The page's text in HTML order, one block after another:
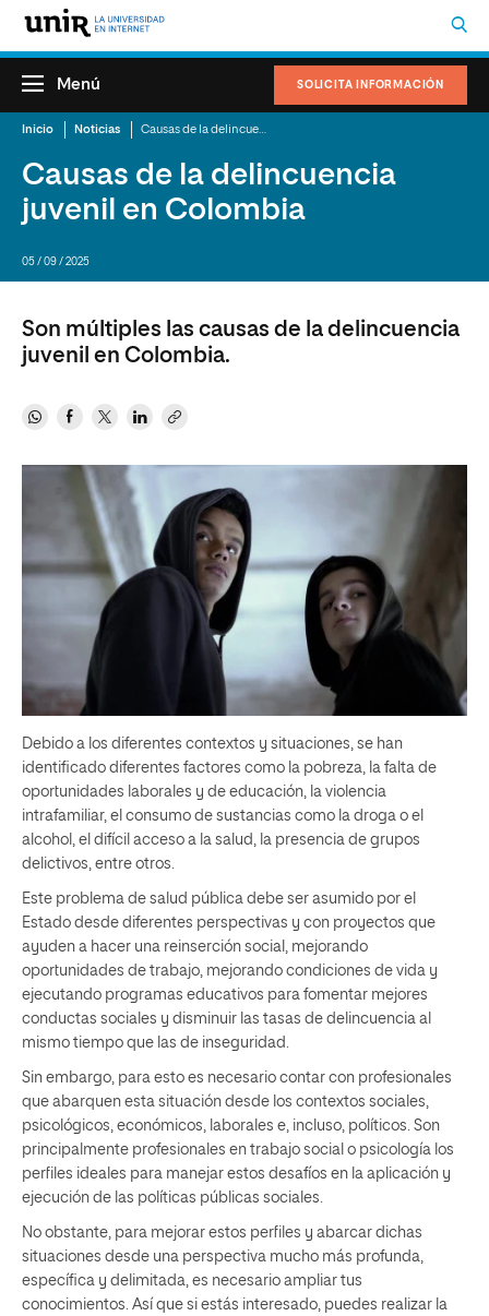
SOLICITA INFORMACIÓN
Menú
Inicio Noticias
Causas de la delincuencia
juvenil en Colombia
05 / 09 / 2025
Son múltiples las causas de la delincuencia
juvenil en Colombia.
Debido a los diferentes contextos y situaciones, se han
identificado diferentes factores como la pobreza, la falta de
oportunidades laborales y de educación, la violencia
intrafamiliar, el consumo de sustancias como la droga o el
alcohol, el difícil acceso a la salud, la presencia de grupos
delictivos, entre otros.
Este problema de salud pública debe ser asumido por el
Estado desde diferentes perspectivas y con proyectos que
ayuden a hacer una reinserción social, mejorando
oportunidades de trabajo, mejorando condiciones de vida y
ejecutando programas educativos para fomentar mejores
conductas sociales y disminuir las tasas de delincuencia al
mismo tiempo que las de inseguridad.
Sin embargo, para esto es necesario contar con profesionales
que abarquen esta situación desde los contextos sociales,
psicológicos, económicos, laborales e, incluso, políticos. Son
principalmente profesionales en trabajo social o psicología los
perfiles ideales para manejar estos desafíos en la aplicación y
ejecución de las políticas públicas sociales.
No obstante, para mejorar estos perfiles y abarcar dichas
situaciones desde una perspectiva mucho más profunda,
específica y delimitada, es necesario ampliar tus
conocimientos. Así que si estás interesado, puedes realizar la